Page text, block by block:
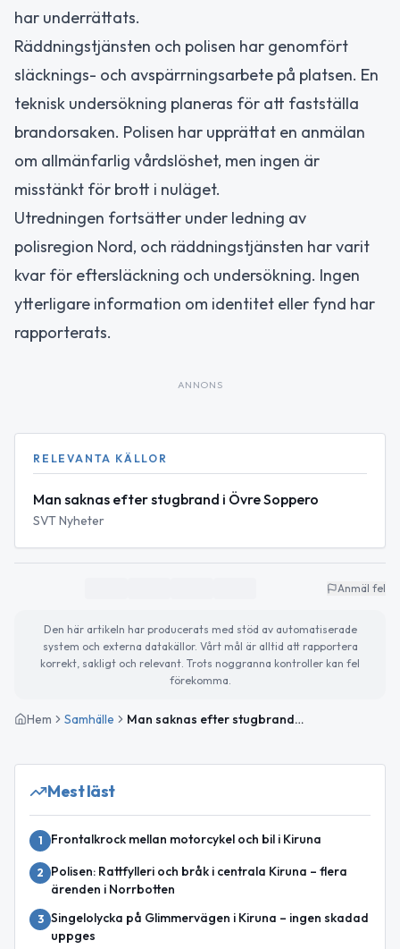
har underrättats.
Räddningstjänsten och polisen har genomfört
släcknings- och avspärrningsarbete på platsen. En
teknisk undersökning planeras för att fastställa
brandorsaken. Polisen har upprättat en anmälan
om allmänfarlig vårdslöshet, men ingen är
misstänkt för brott i nuläget.
Utredningen fortsätter under ledning av
polisregion Nord, och räddningstjänsten har varit
kvar för eftersläckning och undersökning. Ingen
ytterligare information om identitet eller fynd har
rapporterats.
ANNONS
RELEVANTA KÄLLOR
Man saknas efter stugbrand i Övre Soppero
SVT Nyheter
Anmäl fel
Den här artikeln har producerats med stöd av automatiserade
system och externa datakällor. Vårt mål är alltid att rapportera
korrekt, sakligt och relevant. Trots noggranna kontroller kan fel
förekomma.
Hem Samhälle Man saknas efter stugbrand i Övre Soppero
Mest läst
1 Frontalkrock mellan motorcykel och bil i Kiruna
2
Polisen: Rattfylleri och bråk i centrala Kiruna – flera
ärenden i Norrbotten
3 Singelolycka på Glimmervägen i Kiruna – ingen skadad
uppges